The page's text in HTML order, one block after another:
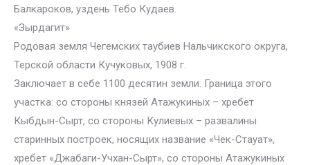
Балкароков, уздень Тебо Кудаев.
«Зырдагит»
Родовая земля Чегемских таубиев Нальчикского округа,
Терской области Кучуковых, 1908 г.
Заключает в себе 1100 десятин земли. Граница этого
участка: со стороны князей Атажукиных – хребет
Кыбдын-Сырт, со стороны Кулиевых – развалины
старинных построек, носящих название «Чек-Стауат»,
хребет «Джабаги-Учхан-Сырт», со стороны Атажукиных